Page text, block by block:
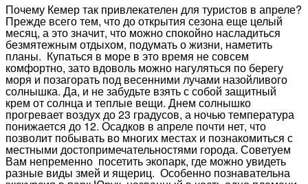
Почему Кемер так привлекателен для туристов в апреле?
Прежде всего тем, что до открытия сезона еще целый
месяц, а это значит, что можно спокойно насладиться
безмятежным отдыхом, подумать о жизни, наметить
планы. Купаться в море в это время не совсем
комфортно, зато вдоволь можно нагуляться по берегу
моря и позагорать под весенними лучами назойливого
солнышка. Да, и не забудьте взять с собой защитный
крем от солнца и теплые вещи. Днем солнышко
прогревает воздух до 23 градусов, а ночью температура
понижается до 12. Осадков в апреле почти нет, что
позволит побывать во многих местах и познакомиться с
местными достопримечательностями города. Советуем
Вам непременно посетить экопарк, где можно увидеть
разные виды змей и ящериц. Особенно познавательна